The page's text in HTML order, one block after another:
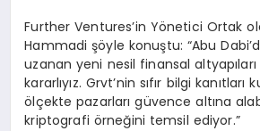
Further Ventures’in Yönetici Ortak
Hammadi şöyle konuştu: “Abu
uzanan yeni nesil finansal
kararlıyız. Grvt’nin sıfır bilgi kanıtları
ölçekte pazarları güvence altına
kriptografi örneğini temsil ediyor.”